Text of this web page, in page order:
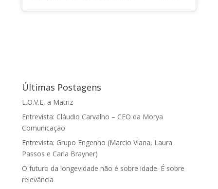
Últimas Postagens
L.O.V.E, a Matriz
Entrevista: Cláudio Carvalho – CEO da Morya
Comunicação
Entrevista: Grupo Engenho (Marcio Viana, Laura
Passos e Carla Brayner)
O futuro da longevidade não é sobre idade. É sobre
relevância